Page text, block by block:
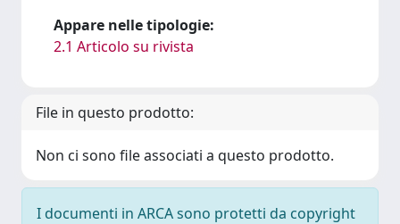
Appare nelle tipologie:
2.1 Articolo su rivista
File in questo prodotto:
Non ci sono file associati a questo prodotto.
I documenti in ARCA sono protetti da copyright